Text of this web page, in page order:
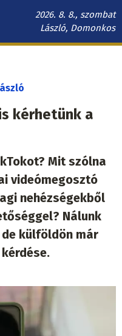
2026. 8. 8., szombat
László, Domonkos
kérhetünk a
Mit szólna
videómegosztó
nehézségekből
Nálunk
de külföldön már